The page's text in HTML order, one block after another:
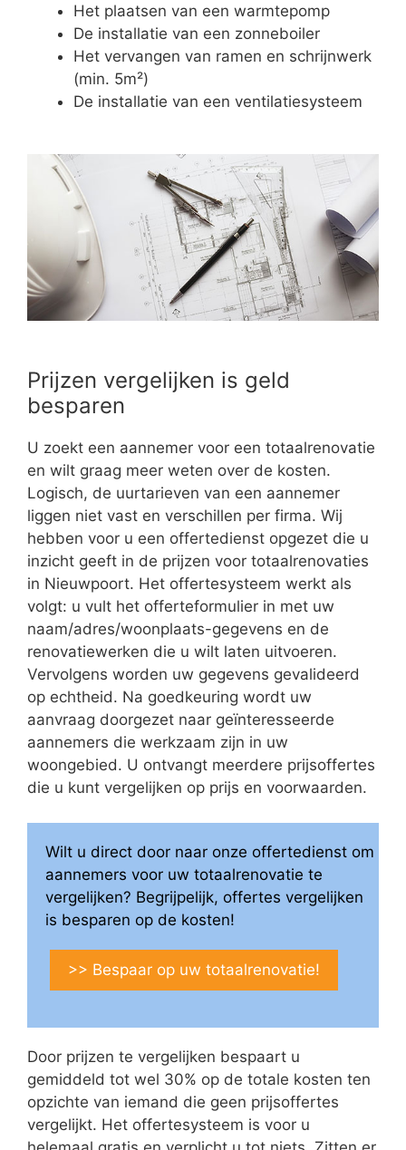
Het plaatsen van een warmtepomp
De installatie van een zonneboiler
Het vervangen van ramen en schrijnwerk
(min. 5m²)
De installatie van een ventilatiesysteem
Prijzen vergelijken is geld
besparen
U zoekt een aannemer voor een totaalrenovatie
en wilt graag meer weten over de kosten.
Logisch, de uurtarieven van een aannemer
liggen niet vast en verschillen per firma. Wij
hebben voor u een offertedienst opgezet die u
inzicht geeft in de prijzen voor totaalrenovaties
in Nieuwpoort. Het offertesysteem werkt als
volgt: u vult het offerteformulier in met uw
naam/adres/woonplaats-gegevens en de
renovatiewerken die u wilt laten uitvoeren.
Vervolgens worden uw gegevens gevalideerd
op echtheid. Na goedkeuring wordt uw
aanvraag doorgezet naar geïnteresseerde
aannemers die werkzaam zijn in uw
woongebied. U ontvangt meerdere prijsoffertes
die u kunt vergelijken op prijs en voorwaarden.
Wilt u direct door naar onze offertedienst om
aannemers voor uw totaalrenovatie te
vergelijken? Begrijpelijk, offertes vergelijken
is besparen op de kosten!
>> Bespaar op uw totaalrenovatie!
Door prijzen te vergelijken bespaart u
gemiddeld tot wel 30% op de totale kosten ten
opzichte van iemand die geen prijsoffertes
vergelijkt. Het offertesysteem is voor u